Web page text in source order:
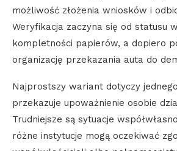
możliwość złożenia wniosków i
Weryfikacja zaczyna się od statusu
kompletności papierów, a dopiero
organizację przekazania auta do
Najprostszy wariant dotyczy
przekazuje upoważnienie osobie
Trudniejsze są sytuacje
różne instytucje mogą oczekiwać